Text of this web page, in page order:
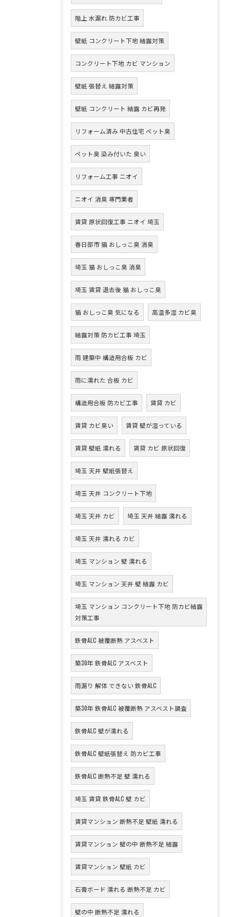
階上 水漏れ 防カビ工事
壁紙 コンクリート下地 結露対策
コンクリート下地 カビ マンション
壁紙 張替え 結露対策
壁紙 コンクリート 結露 カビ再発
リフォーム済み 中古住宅 ペット臭
ペット臭 染み付いた 臭い
リフォーム工事 ニオイ
ニオイ 消臭 専門業者
賃貸 原状回復工事 ニオイ 埼玉
春日部市 猫 おしっこ臭 消臭
埼玉 猫 おしっこ臭 消臭
埼玉 賃貸 退去後 猫 おしっこ臭
猫 おしっこ臭 気になる 高温多湿 カビ臭
結露対策 防カビ工事 埼玉
雨 建築中 構造用合板 カビ
雨に濡れた 合板 カビ
構造用合板 防カビ工事 賃貸 カビ
賃貸 カビ臭い 賃貸 壁が湿っている
賃貸 壁紙 濡れる 賃貸 カビ 原状回復
埼玉 天井 壁紙張替え
埼玉 天井 コンクリート下地
埼玉 天井 カビ 埼玉 天井 結露 濡れる
埼玉 天井 濡れる カビ
埼玉 マンション 壁 濡れる
埼玉 マンション 天井 壁 結露 カビ
埼玉 マンション コンクリート下地 防カビ結露
対策工事
鉄骨ALC 被覆断熱 アスベスト
築30年 鉄骨ALC アスベスト
雨漏り 解体 できない 鉄骨ALC
築30年 鉄骨ALC 被覆断熱 アスベスト調査
鉄骨ALC 壁が濡れる
鉄骨ALC 壁紙張替え 防カビ工事
鉄骨ALC 断熱不足 壁 濡れる
埼玉 賃貸 鉄骨ALC 壁 カビ
賃貸マンション 断熱不足 壁紙 濡れる
賃貸マンション 壁の中 断熱不足 結露
賃貸マンション 壁紙 カビ
石膏ボード 濡れる 断熱不足 カビ
壁の中 断熱不足 濡れる